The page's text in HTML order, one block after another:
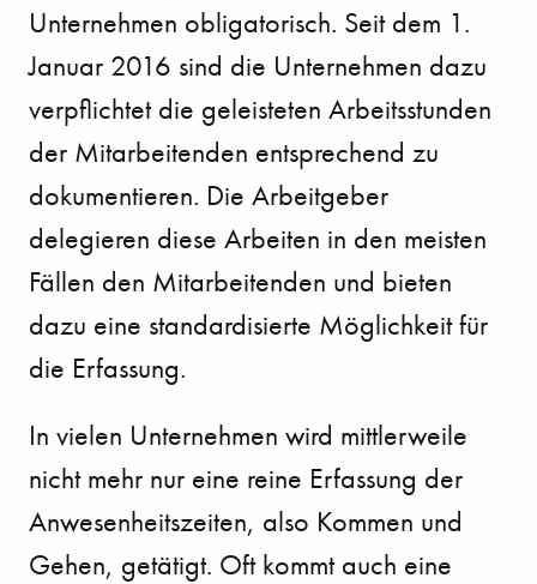
Unternehmen obligatorisch. Seit dem 1.
Januar 2016 sind die Unternehmen dazu
verpflichtet die geleisteten Arbeitsstunden
der Mitarbeitenden entsprechend zu
dokumentieren. Die Arbeitgeber
delegieren diese Arbeiten in den meisten
Fällen den Mitarbeitenden und bieten
dazu eine standardisierte Möglichkeit für
die Erfassung.
In vielen Unternehmen wird mittlerweile
nicht mehr nur eine reine Erfassung der
Anwesenheitszeiten, also Kommen und
Gehen, getätigt. Oft kommt auch eine